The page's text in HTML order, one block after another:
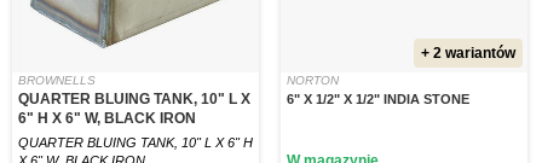
BROWNELLS
QUARTER BLUING TANK, 10" L X
6" H X 6" W, BLACK IRON
QUARTER BLUING TANK, 10" L X 6" H
+ 2 wariantów
NORTON
6" X 1/2" X 1/2" INDIA STONE